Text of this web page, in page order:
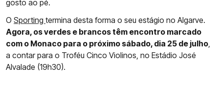
gosto ao pé.
O Sporting termina desta forma o seu estágio no Algarve.
Agora, os verdes e brancos têm encontro marcado
com o Monaco para o próximo sábado, dia 25 de julho
a contar para o Troféu Cinco Violinos, no Estádio José
Alvalade (19h30).